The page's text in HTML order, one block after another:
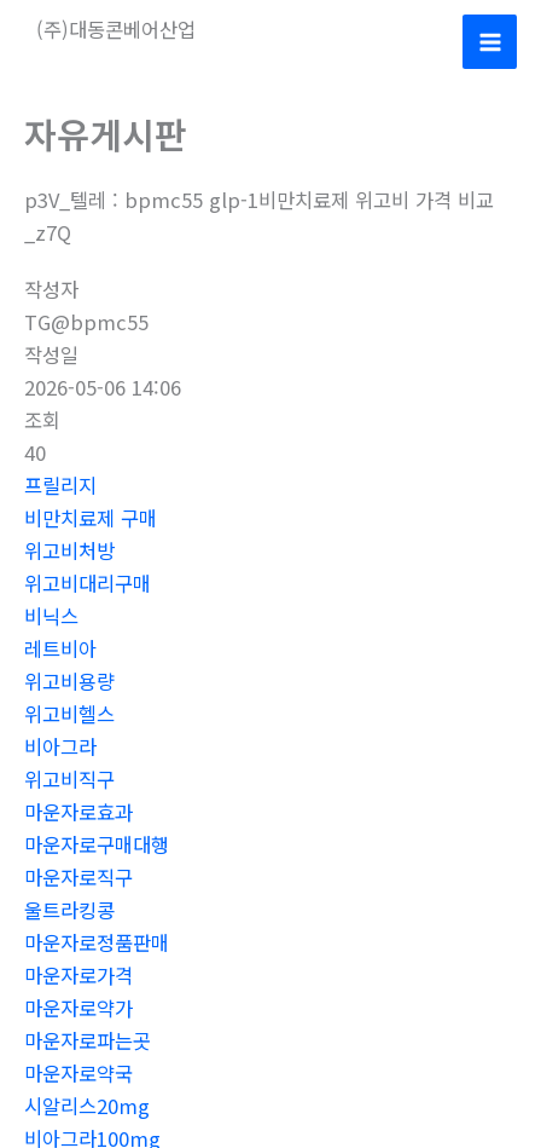
(주)대동콘베어산업
Main
자유게시판
p3V_텔레 : bpmc55 glp-1비만치료제 위고비 가격 비교
_z7Q
작성자
TG@bpmc55
작성일
2026-05-06 14:06
조회
40
프릴리지
비만치료제 구매
위고비처방
위고비대리구매
비닉스
레트비아
위고비용량
위고비헬스
비아그라
위고비직구
마운자로효과
마운자로구매대행
마운자로직구
울트라킹콩
마운자로정품판매
마운자로가격
마운자로약가
마운자로파는곳
마운자로약국
시알리스20mg
비아그라100mg